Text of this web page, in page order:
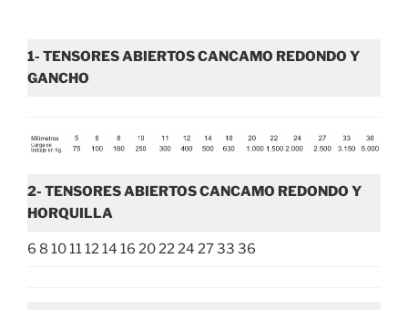
1- TENSORES ABIERTOS CANCAMO REDONDO Y
GANCHO
2- TENSORES ABIERTOS CANCAMO REDONDO Y
HORQUILLA
6 8 10 11 12 14 16 20 22 24 27 33 36